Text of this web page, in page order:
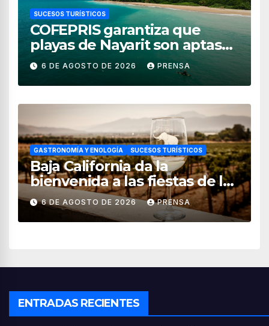
SUCESOS TURÍSTICOS
COFEPRIS garantiza que
playas de Nayarit son aptas
para uso recreativo
6 DE AGOSTO DE 2026 PRENSA
GASTRONOMÍA Y ENOLOGÍA SUCESOS TURÍSTICOS
Baja California da la
bienvenida a las fiestas de la
vendimia 2026
6 DE AGOSTO DE 2026 PRENSA
ENTRADAS RECIENTES